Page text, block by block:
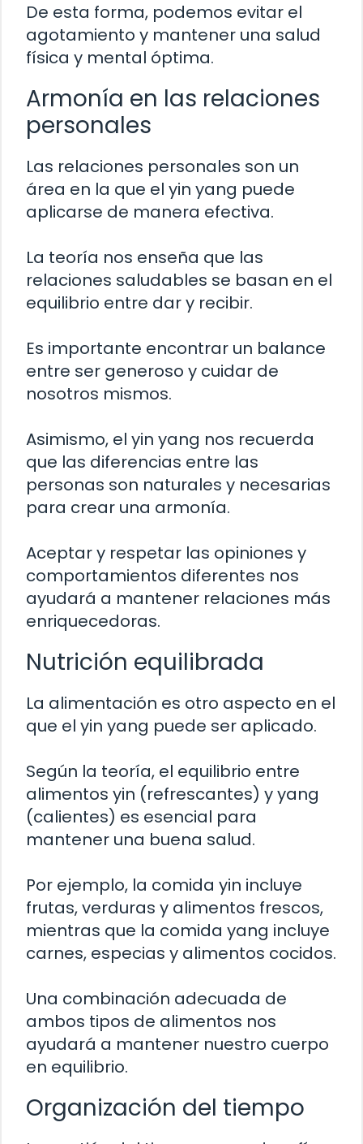
De esta forma, podemos evitar el
agotamiento y mantener una salud
física y mental óptima.
Armonía en las relaciones
personales
Las relaciones personales son un
área en la que el yin yang puede
aplicarse de manera efectiva.
La teoría nos enseña que las
relaciones saludables se basan en el
equilibrio entre dar y recibir.
Es importante encontrar un balance
entre ser generoso y cuidar de
nosotros mismos.
Asimismo, el yin yang nos recuerda
que las diferencias entre las
personas son naturales y necesarias
para crear una armonía.
Aceptar y respetar las opiniones y
comportamientos diferentes nos
ayudará a mantener relaciones más
enriquecedoras.
Nutrición equilibrada
La alimentación es otro aspecto en el
que el yin yang puede ser aplicado.
Según la teoría, el equilibrio entre
alimentos yin (refrescantes) y yang
(calientes) es esencial para
mantener una buena salud.
Por ejemplo, la comida yin incluye
frutas, verduras y alimentos frescos,
mientras que la comida yang incluye
carnes, especias y alimentos cocidos.
Una combinación adecuada de
ambos tipos de alimentos nos
ayudará a mantener nuestro cuerpo
en equilibrio.
Organización del tiempo